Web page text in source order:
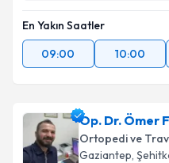
En Yakın Saatler
09:00
10:00
Op. Dr. Ömer
Ortopedi ve
Gaziantep,